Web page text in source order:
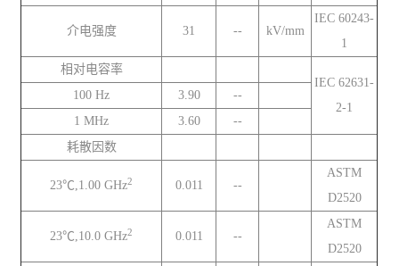
介电强度 31 -- kV/mm
IEC 60243-
1
相对电容率
IEC 62631-
2-1
100 Hz 3.90
--
1 MHz
3.60
--
耗散因数
23℃,1.00 GHz2 0.011 --
ASTM
D2520
23℃,10.0 GHz2 0.011 --
ASTM
D2520